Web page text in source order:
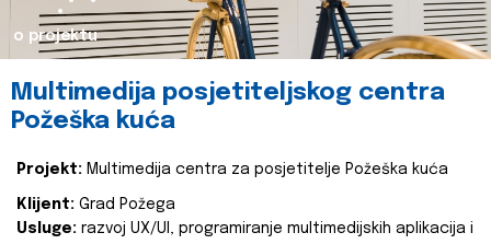
o projektu
Multimedija posjetiteljskog centra
Požeška kuća
Projekt: Multimedija centra za posjetitelje Požeška kuća
Klijent: Grad Požega
Usluge: razvoj UX/UI, programiranje multimedijskih aplikacija i